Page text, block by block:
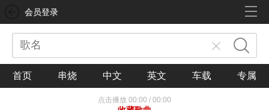
会员登录
首页 串烧 中文 英文 车载 专属
点击播放 00:00 / 00:00